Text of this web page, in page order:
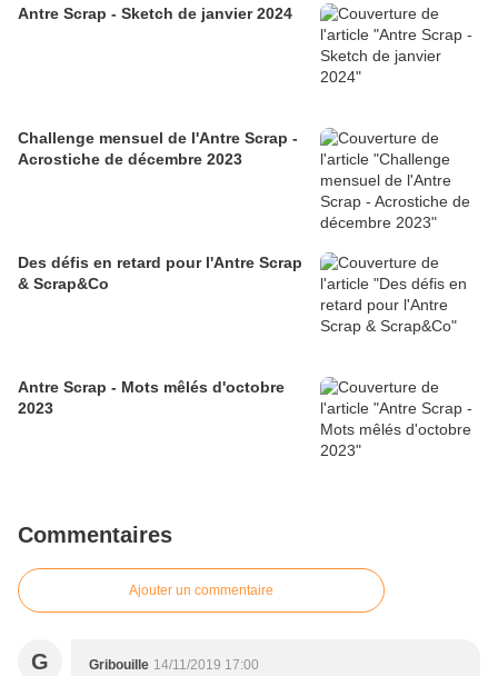
Antre Scrap - Sketch de janvier 2024
Challenge mensuel de l'Antre Scrap -
Acrostiche de décembre 2023
Des défis en retard pour l'Antre Scrap
& Scrap&Co
Antre Scrap - Mots mêlés d'octobre
2023
Commentaires
Ajouter un commentaire
G Gribouille 14/11/2019 17:00